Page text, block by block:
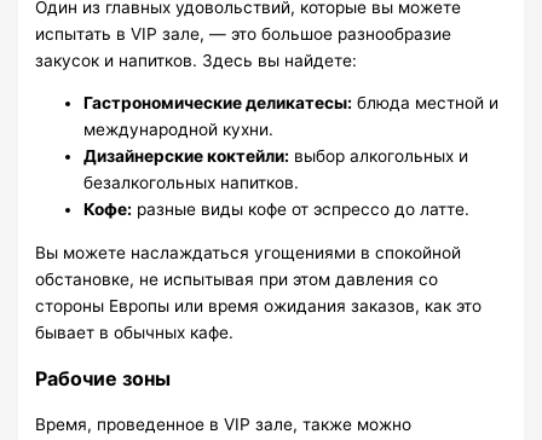
Один из главных удовольствий, которые вы можете
испытать в VIP зале, — это большое разнообразие
закусок и напитков. Здесь вы найдете:
Гастрономические деликатесы: блюда местной и
международной кухни.
Дизайнерские коктейли: выбор алкогольных и
безалкогольных напитков.
Кофе: разные виды кофе от эспрессо до латте.
Вы можете наслаждаться угощениями в спокойной
обстановке, не испытывая при этом давления со
стороны Европы или время ожидания заказов, как это
бывает в обычных кафе.
Рабочие зоны
Время, проведенное в VIP зале, также можно